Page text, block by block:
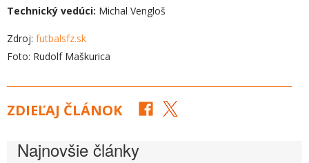
Technický vedúci: Michal Vengloš
Zdroj: futbalsfz.sk
Foto: Rudolf Maškurica
ZDIEĽAJ ČLÁNOK
Najnovšie články